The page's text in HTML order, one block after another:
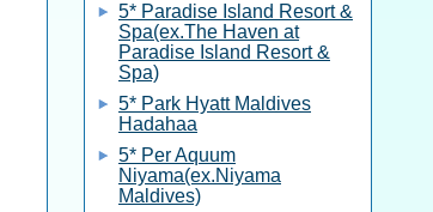
5* Paradise Island Resort &
Spa(ex.The Haven at
Paradise Island Resort &
Spa)
5* Park Hyatt Maldives
Hadahaa
5* Per Aquum
Niyama(ex.Niyama
Maldives)